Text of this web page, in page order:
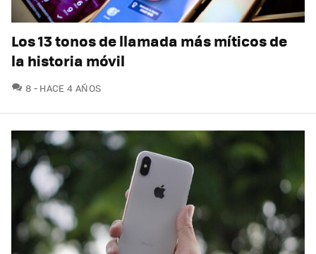
Los 13 tonos de llamada más míticos de
la historia móvil
8 COMENTARIOS
HACE 4 AÑOS